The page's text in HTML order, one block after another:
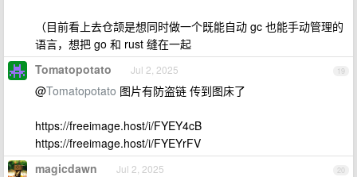
（目前看上去仓颉是想同时做一个既能自动 gc 也能手动管理的
语言，想把 go 和 rust 缝在一起
19
Tomatopotato Jul 2, 2025
@Tomatopotato 图片有防盗链 传到图床了
https://freeimage.host/i/FYEY4cB
https://freeimage.host/i/FYEYrFV
20
magicdawn Jul 2, 2025